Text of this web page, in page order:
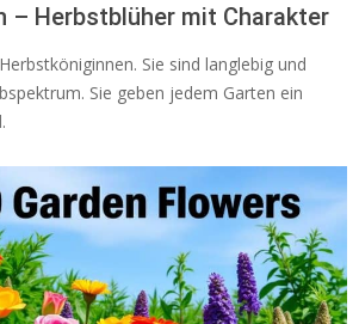
– Herbstblüher mit Charakter
Sie sind langlebig und
Sie geben jedem Garten ein